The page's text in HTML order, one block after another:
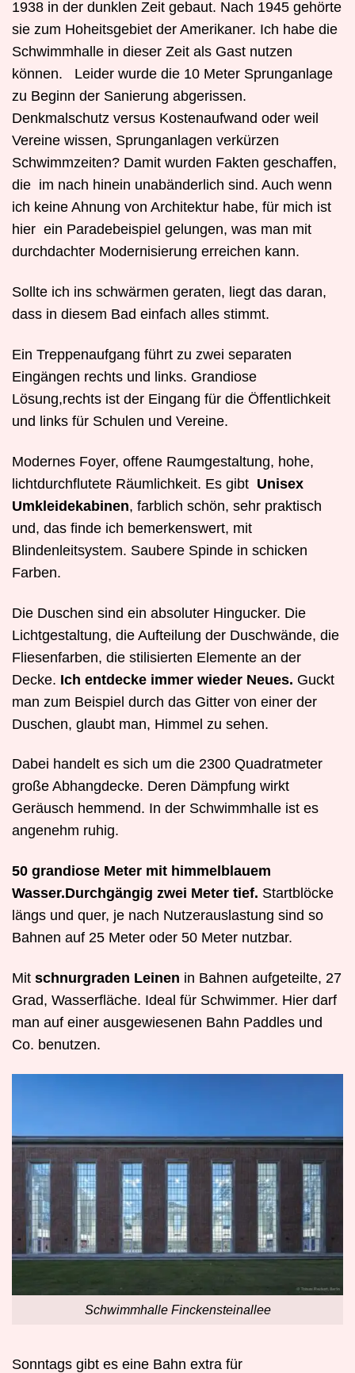
1938 in der dunklen Zeit gebaut. Nach 1945 gehörte
sie zum Hoheitsgebiet der Amerikaner. Ich habe die
Schwimmhalle in dieser Zeit als Gast nutzen
können.
Leider wurde die 10 Meter Sprunganlage
zu Beginn der Sanierung abgerissen.
Denkmalschutz versus Kostenaufwand oder weil
Vereine wissen, Sprunganlagen verkürzen
Schwimmzeiten? Damit wurden Fakten geschaffen,
die im nach hinein unabänderlich sind. Auch wenn
ich keine Ahnung von Architektur habe, für mich ist
hier ein Paradebeispiel gelungen, was man mit
durchdachter Modernisierung erreichen kann.
Sollte ich ins schwärmen geraten, liegt das daran,
dass in diesem Bad einfach alles stimmt.
Ein Treppenaufgang führt zu zwei separaten
Eingängen rechts und links. Grandiose
Lösung,rechts ist der Eingang für die Öffentlichkeit
und links für Schulen und Vereine.
Modernes Foyer, offene Raumgestaltung, hohe,
lichtdurchflutete Räumlichkeit. Es gibt Unisex
Umkleidekabinen, farblich schön, sehr praktisch
und, das finde ich bemerkenswert, mit
Blindenleitsystem. Saubere Spinde in schicken
Farben.
Die Duschen sind ein absoluter Hingucker. Die
Lichtgestaltung, die Aufteilung der Duschwände, die
Fliesenfarben, die stilisierten Elemente an der
Decke. Ich entdecke immer wieder Neues. Guckt
man zum Beispiel durch das Gitter von einer der
Duschen, glaubt man, Himmel zu sehen.
Dabei handelt es sich um die 2300 Quadratmeter
große Abhangdecke. Deren Dämpfung wirkt
Geräusch hemmend. In der Schwimmhalle ist es
angenehm ruhig.
50 grandiose Meter mit himmelblauem
Wasser.Durchgängig zwei Meter tief. Startblöcke
längs und quer, je nach Nutzerauslastung sind so
Bahnen auf 25 Meter oder 50 Meter nutzbar.
Mit schnurgraden Leinen in Bahnen aufgeteilte, 27
Grad, Wasserfläche. Ideal für Schwimmer. Hier darf
man auf einer ausgewiesenen Bahn Paddles und
Co. benutzen.
Schwimmhalle Finckensteinallee
Sonntags gibt es eine Bahn extra für